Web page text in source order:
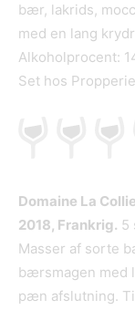
bær, lakrids,
med en lang
Alkoholprocent:
Set hos
Domaine La
2018, Frankrig. 5
Masser af sorte
bærsmagen med
pæn afslutning.